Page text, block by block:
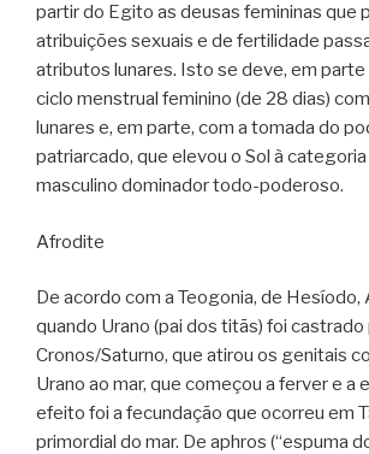
partir do Egito as deusas femininas que
atribuições sexuais e de fertilidade
atributos lunares. Isto se deve, em parte
ciclo menstrual feminino (de 28 dias)
lunares e, em parte, com a tomada do
patriarcado, que elevou o Sol à
masculino dominador todo-poderoso.
Afrodite
De acordo com a Teogonia, de
quando Urano (pai dos titãs) foi castrado
Cronos/Saturno, que atirou os genitais
Urano ao mar, que começou a ferver e a
efeito foi a fecundação que ocorreu em
primordial do mar. De aphros (“espuma